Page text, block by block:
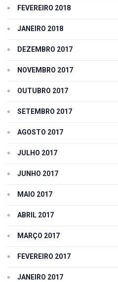
FEVEREIRO 2018
JANEIRO 2018
DEZEMBRO 2017
NOVEMBRO 2017
OUTUBRO 2017
SETEMBRO 2017
AGOSTO 2017
JULHO 2017
JUNHO 2017
MAIO 2017
ABRIL 2017
MARÇO 2017
FEVEREIRO 2017
JANEIRO 2017